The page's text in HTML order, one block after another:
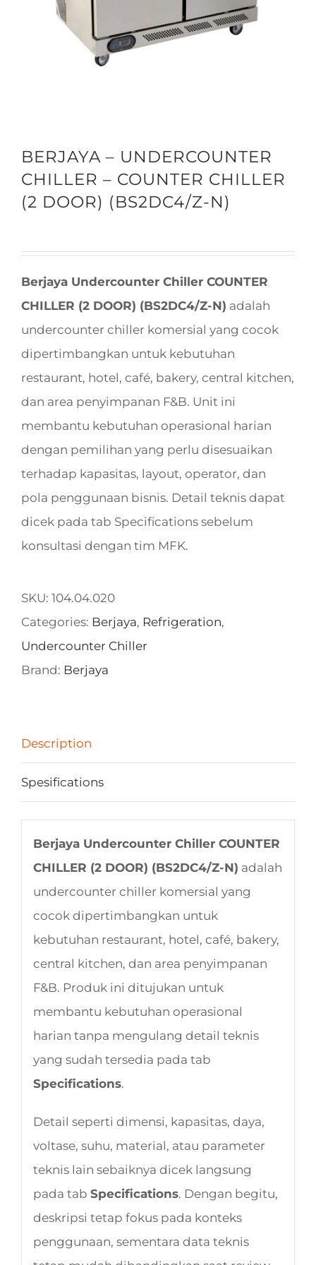
BERJAYA – UNDERCOUNTER
CHILLER – COUNTER CHILLER
(2 DOOR) (BS2DC4/Z-N)
Berjaya Undercounter Chiller COUNTER
CHILLER (2 DOOR) (BS2DC4/Z-N) adalah
undercounter chiller komersial yang cocok
dipertimbangkan untuk kebutuhan
restaurant, hotel, café, bakery, central kitchen,
dan area penyimpanan F&B. Unit ini
membantu kebutuhan operasional harian
dengan pemilihan yang perlu disesuaikan
terhadap kapasitas, layout, operator, dan
pola penggunaan bisnis. Detail teknis dapat
dicek pada tab Specifications sebelum
konsultasi dengan tim MFK.
SKU: 104.04.020
Categories: Berjaya, Refrigeration,
Undercounter Chiller
Brand: Berjaya
Description
Spesifications
Berjaya Undercounter Chiller COUNTER
CHILLER (2 DOOR) (BS2DC4/Z-N) adalah
undercounter chiller komersial yang
cocok dipertimbangkan untuk
kebutuhan restaurant, hotel, café, bakery,
central kitchen, dan area penyimpanan
F&B. Produk ini ditujukan untuk
membantu kebutuhan operasional
harian tanpa mengulang detail teknis
yang sudah tersedia pada tab
Specifications.
Detail seperti dimensi, kapasitas, daya,
voltase, suhu, material, atau parameter
teknis lain sebaiknya dicek langsung
pada tab Specifications. Dengan begitu,
deskripsi tetap fokus pada konteks
penggunaan, sementara data teknis